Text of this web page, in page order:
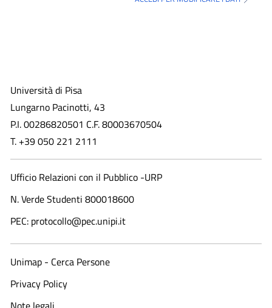
Università di Pisa
Lungarno Pacinotti, 43
P.I. 00286820501 C.F. 80003670504
T. +39 050 221 2111
Ufficio Relazioni con il Pubblico -URP
N. Verde Studenti 800018600​
PEC: protocollo@pec.unipi.it
Unimap - Cerca Persone
Privacy Policy